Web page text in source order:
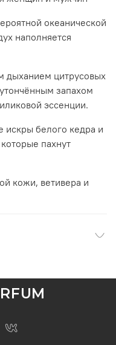
океанической
наполняется
дыханием цитрусовых
запахом
эссенции.
искры белого кедра и
пахнут
кожи, ветивера и